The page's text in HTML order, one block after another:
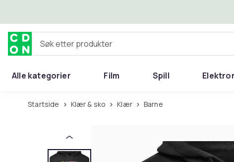
Søk etter produkter
Alle kategorier Film Spill
Startside Klær & sko Klær Barne